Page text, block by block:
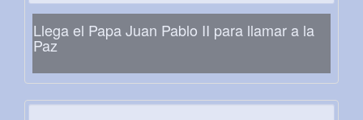
Llega el Papa Juan Pablo II para llamar a la
Paz